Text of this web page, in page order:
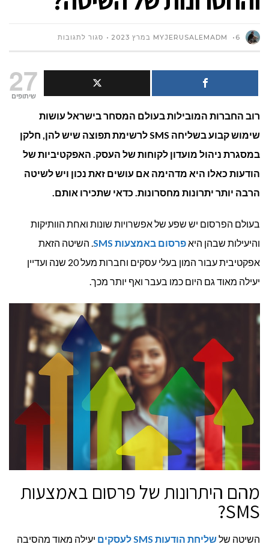
MYJERUSALEMADM 6 במרץ 2023 סגור לתגובותעל
באמצעות
SMS
לעסקים:
מהם
היתרונות
והחסרונות
של
27
שיתופים
רוב החברות המובילות בעולם המסחר בישראל עושות
שימוש קבוע בשליחה SMSלרשימת תפוצה שיש להן, חלקן
במסגרת ניהול מועדון לקוחות של העסק. האפקטיביות של
הודעות כאלו היא מדהימה אם עושים זאת נכון ויש לשיטה
הרבה יותר יתרונות מחסרונות. כדאי שתכירו אותם.
בעולם הפרסום יש שפע של אפשרויות שונות ואחת הוותיקות
והיעילות שבהן היאפרסום באמצעות SMS. השיטה הזאת
אפקטיבית עבור המון בעלי עסקים וחברות מעל 20 שנה ועדיין
יעילה מאוד גם היום כמו בעבר ואף יותר מכך.
מהם היתרונות של פרסום באמצעות
SMS?
השיטה שלשליחת הודעות SMSלעסקים יעילה מאוד מהסיבה